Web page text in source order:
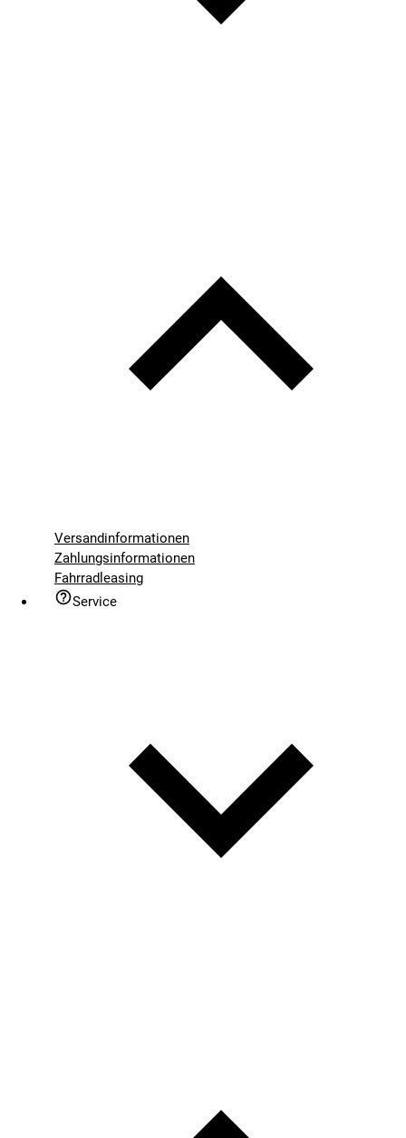
Versandinformationen
Zahlungsinformationen
Fahrradleasing
Service